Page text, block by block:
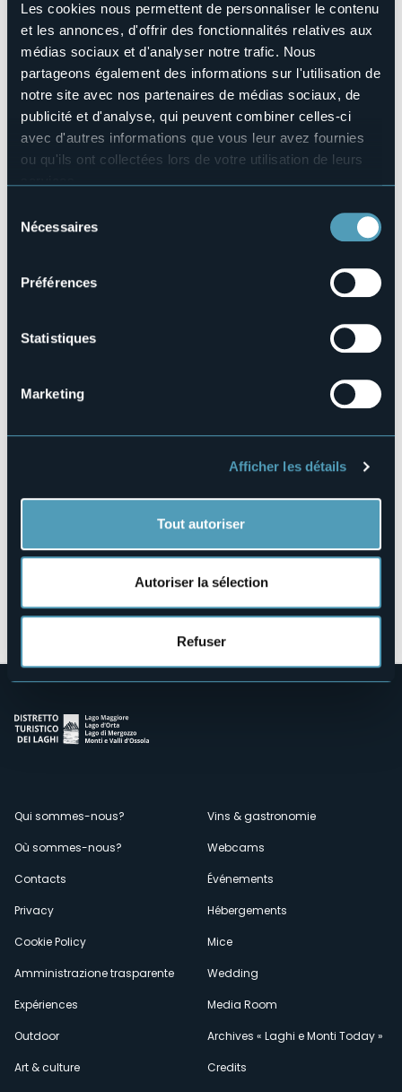
Les cookies nous permettent de personnaliser le contenu
et les annonces, d'offrir des fonctionnalités relatives aux
médias sociaux et d'analyser notre trafic. Nous
partageons également des informations sur l'utilisation de
notre site avec nos partenaires de médias sociaux, de
publicité et d'analyse, qui peuvent combiner celles-ci
avec d'autres informations que vous leur avez fournies
ou qu'ils ont collectées lors de votre utilisation de leurs
manière de les gérer et de les supprimer,
cliquez ici
Nécessaires
Préférences
Statistiques
Marketing
Afficher les détails
Tout autoriser
Autoriser la sélection
Refuser
Amplacements
95
Nombre d'appartements
15
Nombres de lits
380
E-mail
info@campingcusio.it
Site Internet
Téléphone
003112-CAM-00001
Via Don Bosco, 5
Ouvrir la carte
Menù
secondario
Qui sommes-nous?
Où sommes-nous?
Contacts
Privacy
Cookie Policy
Amministrazione trasparente
Expériences
Outdoor
Art & culture
Vins & gastronomie
Webcams
Événements
Hébergements
Mice
Wedding
Media Room
Archives « Laghi e Monti Today »
Credits